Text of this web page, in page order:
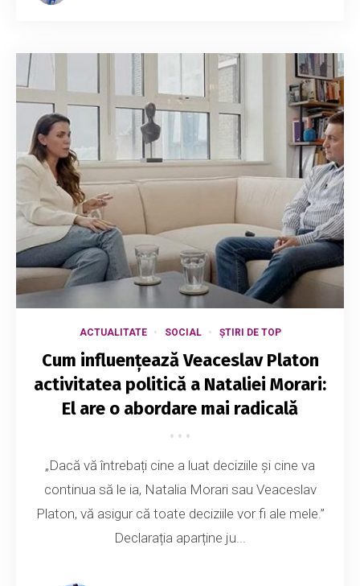
ACTUALITATE SOCIAL ȘTIRI DE TOP
Cum influențează Veaceslav Platon
activitatea politică a Nataliei Morari:
El are o abordare mai radicală
„Dacă vă întrebați cine a luat deciziile și cine va
continua să le ia, Natalia Morari sau Veaceslav
Platon, vă asigur că toate deciziile vor fi ale mele.”
Declarația aparține ju...